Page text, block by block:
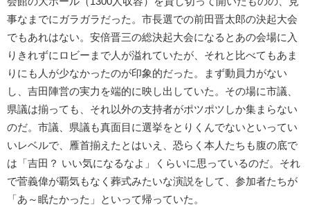
事なまでにガラガラだった。市長選での前田晋太郎の決起大会
でもあれはない。安倍晋三の総決起大会になるとあの会場に入
りきれずにロビーまで人が溢れていたが、それと比べてもあま
りにも人が少なかったのが印象的だった。まず動員力がない
し、吉田陣営の実力を端的に映し出していた。その場に市議、
県議は揃っても、それ以外の支持者がポツポツしか集まらない
のだ。市議、県議も真面目に選挙をとりくんでないといってい
いレベルで、雁首揃えたとはいえ、恐らく本人たちも腹の底で
は「吉田？ いい気になるなよ」くらいに思っているのだ。それ
で菅義偉が覇気もなく葬式みたいな演説をして、参加者たちが
「あ～眠たかった」といって帰っていた。